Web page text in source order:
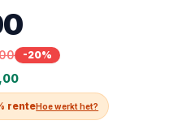
-20%
renteHoe werkt het?